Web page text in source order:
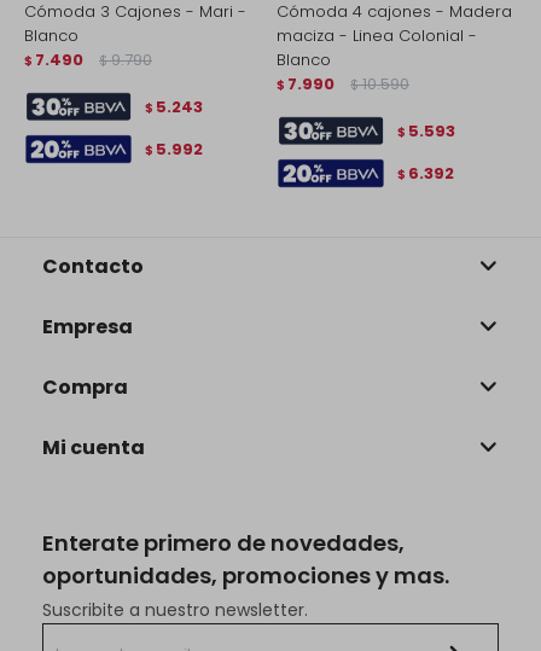
Cómoda 3 Cajones - Mari -
Blanco
$ 7.490 $ 9.790
$ 5.243
$ 5.992
Cómoda 4 cajones - Madera
maciza - Linea Colonial -
Blanco
$ 7.990 $ 10.590
$ 5.593
$ 6.392
Enterate primero de novedades,
oportunidades, promociones y mas.
Suscribite a nuestro newsletter.
Contacto
Empresa
Compra
Mi cuenta